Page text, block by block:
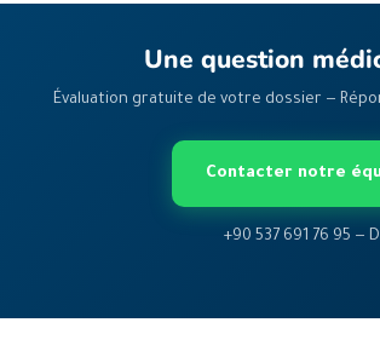
Une question
Évaluation gratuite de votre dossier —
Contacter notre
+90 537 691 76 95 —